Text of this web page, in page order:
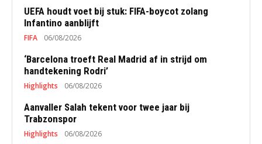
UEFA houdt voet bij stuk: FIFA-boycot zolang
Infantino aanblijft
FIFA 06/08/2026
‘Barcelona troeft Real Madrid af in strijd om
handtekening Rodri’
Highlights 06/08/2026
Aanvaller Salah tekent voor twee jaar bij
Trabzonspor
Highlights 06/08/2026